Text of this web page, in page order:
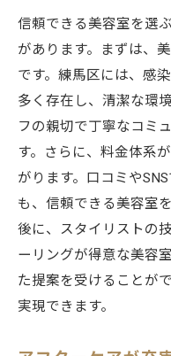
信頼できる美容室を選
があります。まずは、
です。練馬区には、感
多く存在し、清潔な環
フの親切で丁寧なコミ
す。さらに、料金体系
がります。口コミや
も、信頼できる美容室
後に、スタイリストの
ーリングが得意な美容
た提案を受けることが
実現できます。